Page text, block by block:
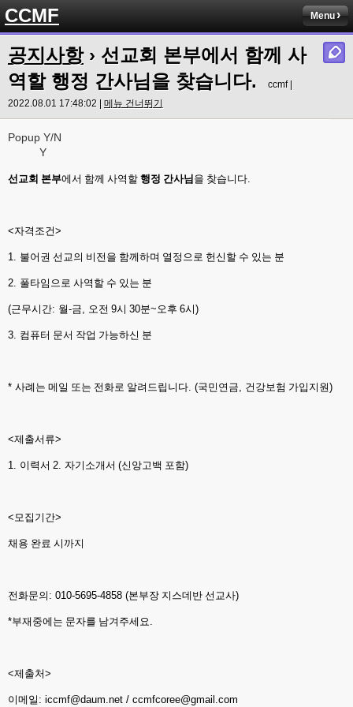
CCMF Menu
공지사항› 선교회 본부에서 함께 사
역할 행정 간사님을 찾습니다.
ccmf |
2022.08.01 17:48:02 | 메뉴 건너뛰기
Popup Y/N
Y
선교회 본부에서 함께 사역할 행정 간사님 을 찾습니다.
<자격조건>
1. 불어권 선교의 비전을 함께하며 열정으로 헌신할 수 있는 분
2. 풀타임으로 사역할 수 있는 분
(근무시간: 월-금, 오전 9시 30분~오후 6시)
3. 컴퓨터 문서 작업 가능하신 분
* 사례는 메일 또는 전화로 알려드립니다. (국민연금, 건강보험 가입지원)
<제출서류>
1. 이력서 2. 자기소개서 (신앙고백 포함)
<모집기간>
채용 완료 시까지
전화문의 : 010-5695-4858 (본부장 지스데반 선교사)
*부재중에는 문자를 남겨주세요.
<제출처>
이메일 : iccmf@daum.net / ccmfcoree@gmail.com